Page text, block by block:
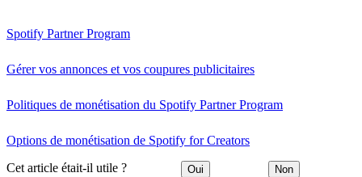
Spotify Partner Program
Gérer vos annonces et vos coupures publicitaires
Politiques de monétisation du Spotify Partner Program
Options de monétisation de Spotify for Creators
Cet article était-il utile ? Oui Non